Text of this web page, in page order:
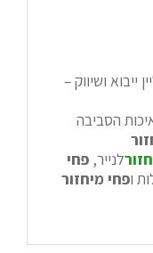
ייבוא ושיווק –
הסביבה
לנייר, פחי
ופחי מיחזור